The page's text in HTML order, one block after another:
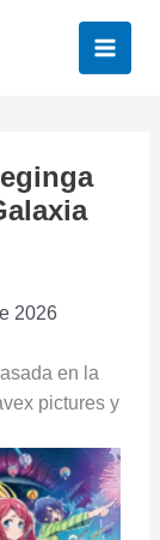
2026
en la
pictures y